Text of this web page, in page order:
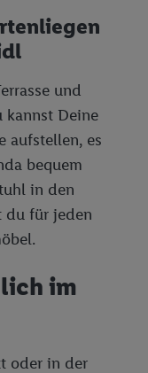
und
kannst Deine
aufstellen, es
bequem
in den
du für jeden
im
oder in der